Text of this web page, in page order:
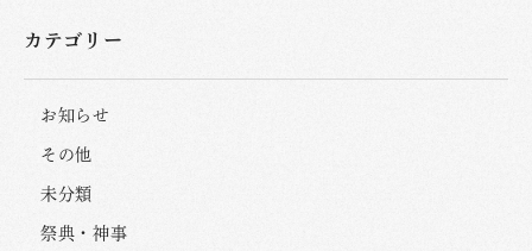
カテゴリー
お知らせ
その他
未分類
祭典・神事